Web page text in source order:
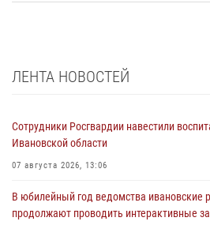
ЛЕНТА НОВОСТЕЙ
Сотрудники Росгвардии навестили
Ивановской области
07 августа 2026, 13:06
В юбилейный год ведомства ивановские
продолжают проводить интерактивные